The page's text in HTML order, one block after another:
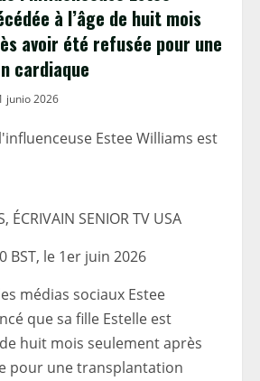
à l’âge de huit mois
avoir été refusée pour une
cardiaque
junio 2026
ÉCRIVAIN SENIOR TV USA
BST, le 1er juin 2026
médias sociaux Estee
que sa fille Estelle est
de huit mois seulement après
pour une transplantation